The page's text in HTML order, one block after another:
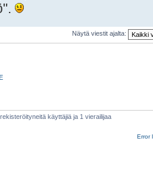
Näytä viestit ajalta:
käyttäjiä ja 1 vierailijaa
Error